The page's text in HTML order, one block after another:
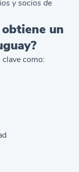
y socios de
un
como: